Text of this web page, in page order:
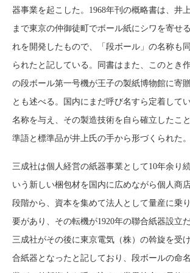
器事業を起こした。1968年刊の概略書は、井
まで東京の仲御徒町でボール紙にシワを寄せ
れを開発したもので、「段ボール」の名称も
られたと記している。同書はまた、このとき
の段ボール第一号機が王子の製紙博物館に寄
とも述べる。国内にまだ呼び名すら定着して
名称を与え、その製造技術を自ら確立したこ
準語と標準品が井上氏の手から形づくられた。
三成社は個人経営の紙器事業として10年余り
いう新しい梱包材を国内に広めながら個人商
段階から、資本を集めて法人として量産に乗
要があり、その転機が1920年の聯合紙器設立
三成社がその後に東京電気（株）の斡旋を受
合紙器となったと記しており、段ボールの命